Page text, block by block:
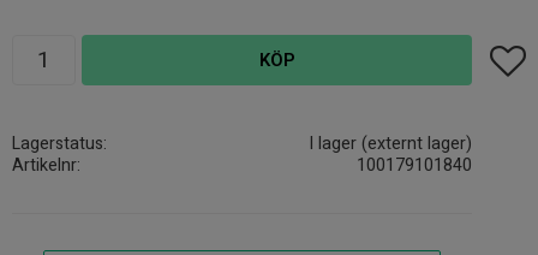
KÖP Lägg
Lagerstatus
I lager (externt lager)
Artikelnr
100179101840